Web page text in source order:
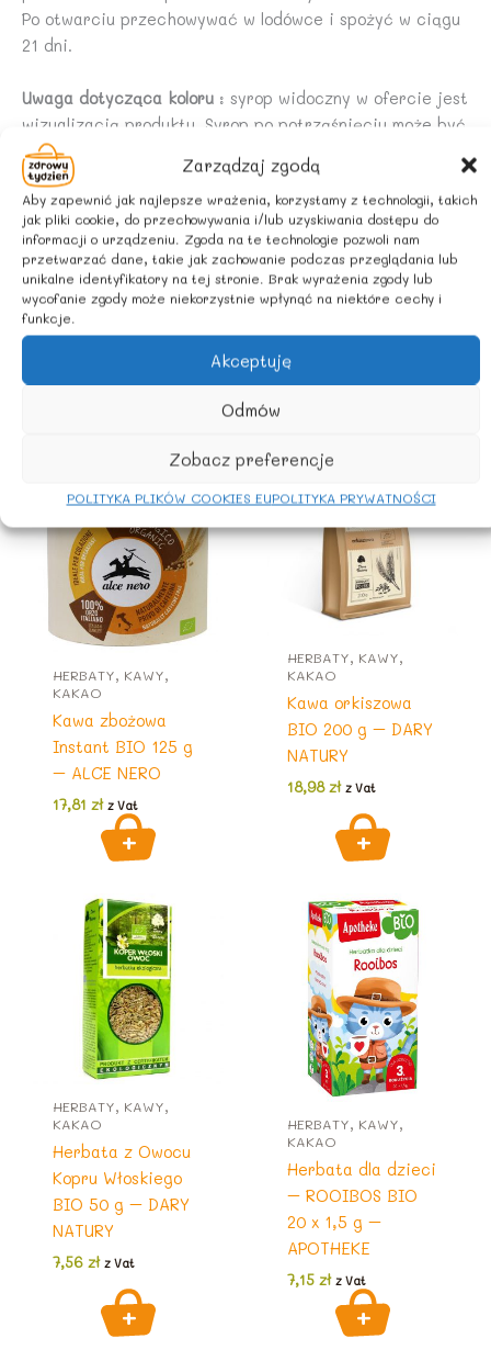
Zarządzaj zgodą
Aby zapewnić jak najlepsze wrażenia, korzystamy z technologii, takich
jak pliki cookie, do przechowywania i/lub uzyskiwania dostępu do
informacji o urządzeniu. Zgoda na te technologie pozwoli nam
przetwarzać dane, takie jak zachowanie podczas przeglądania lub
unikalne identyfikatory na tej stronie. Brak wyrażenia zgody lub
wycofanie zgody może niekorzystnie wpłynąć na niektóre cechy i
funkcje.
Akceptuję
Odmów
Zobacz preferencje
POLITYKA PLIKÓW COOKIES EUPOLITYKA PRYWATNOŚCI
Po otwarciu przechowywać w lodówce i spożyć w ciągu
21 dni.
Uwaga dotycząca koloru : syrop widoczny w ofercie jest
wizualizacją produktu. Syrop po potrząśnięciu może być
bardziej mętny i zmienić barwę. Barwa ta nie jest wadą
produktu i nie stanowi podstaw do reklamacji.
W syropie może powstać naturalny osad.
Sposób przygotowania napoju: do 1 części syropu dodać
9 części wody.
Podobne produkty
HERBATY, KAWY,
KAKAO
Kawa zbożowa
Instant BIO 125 g
– ALCE NERO
17,81 zł z Vat
HERBATY, KAWY,
KAKAO
Kawa orkiszowa
BIO 200 g – DARY
NATURY
18,98zł z Vat
HERBATY, KAWY,
KAKAO
Herbata z Owocu
Kopru Włoskiego
BIO 50 g – DARY
NATURY
7,56 zł z Vat
HERBATY, KAWY,
KAKAO
Herbata dla dzieci
– ROOIBOS BIO
20 x 1,5 g –
APOTHEKE
7,15 zł z Vat